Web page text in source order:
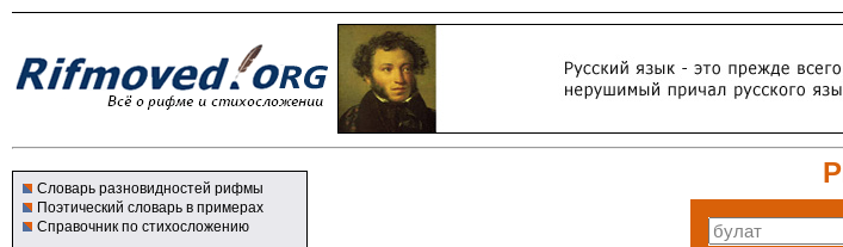
Словарь разновидностей рифмы
Поэтический словарь в примерах
Справочник по стихосложению